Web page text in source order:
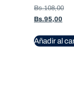
Bs.108,00
Bs.95,00
Añadir al